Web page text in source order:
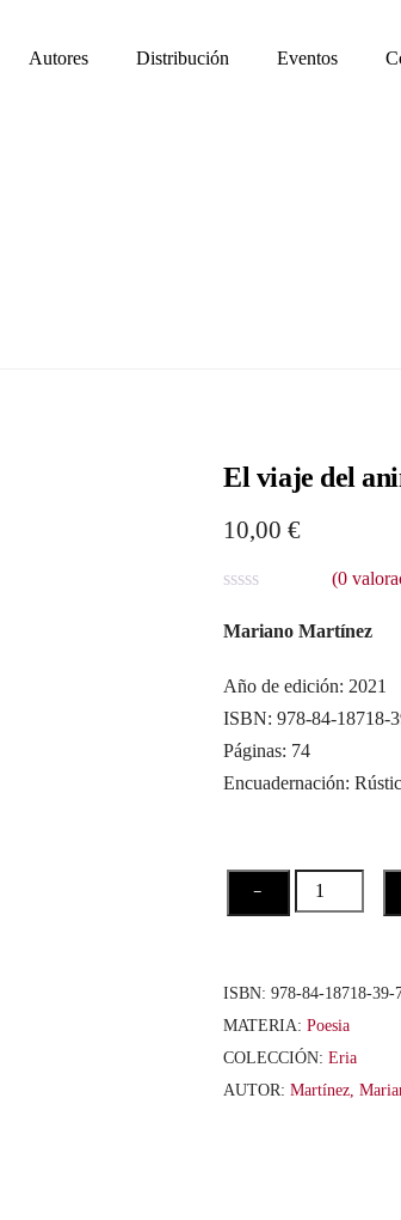
Autores Distribución Eventos
El viaje del
10,00€
a
r
d
o
c
o
5
(0
Mariano Martínez
Año de edición: 2021
ISBN: 978-84-18718-
Páginas: 74
Encuadernación:
−
viaje
ISBN:978-84-18718-39-
MATERIA:Poesia
COLECCIÓN:Eria
AUTOR:Martínez,